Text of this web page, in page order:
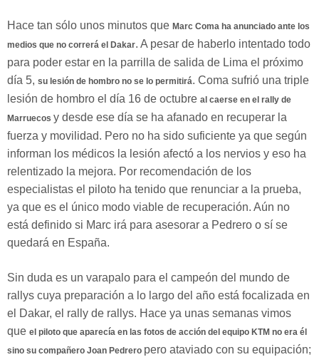
Hace tan sólo unos minutos que Marc Coma ha anunciado ante los
medios que no correrá el Dakar. A pesar de haberlo intentado todo
para poder estar en la parrilla de salida de Lima el próximo
día 5, su lesión de hombro no se lo permitirá. Coma sufrió una triple
lesión de hombro el día 16 de octubre al caerse en el rally de
Marruecos y desde ese día se ha afanado en recuperar la
fuerza y movilidad. Pero no ha sido suficiente ya que según
informan los médicos la lesión afectó a los nervios y eso ha
relentizado la mejora. Por recomendación de los
especialistas el piloto ha tenido que renunciar a la prueba,
ya que es el único modo viable de recuperación. Aún no
está definido si Marc irá para asesorar a Pedrero o sí se
quedará en España.
Sin duda es un varapalo para el campeón del mundo de
rallys cuya preparación a lo largo del año está focalizada en
el Dakar, el rally de rallys. Hace ya unas semanas vimos
que el piloto que aparecía en las fotos de acción del equipo KTM no era él
sino su compañero Joan Pedrero pero ataviado con su equipación;